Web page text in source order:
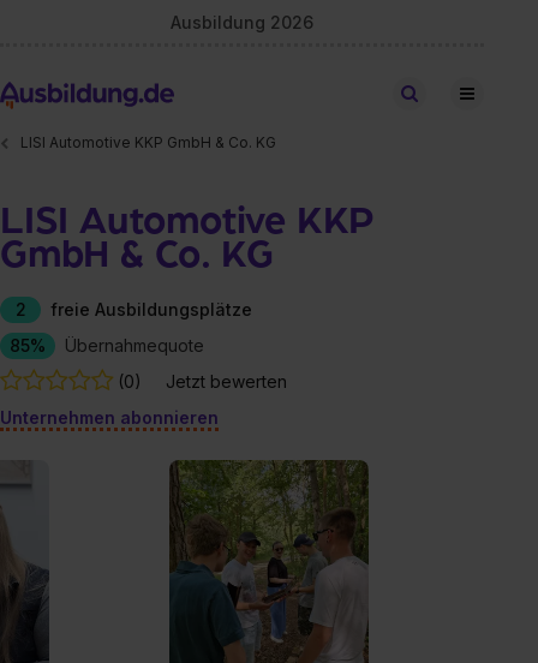
Ausbildung 2026
Stellen finden
LISI Automotive KKP GmbH & Co. KG
LISI Automotive KKP
GmbH & Co. KG
2
freie Ausbildungsplätze
85%
Übernahmequote
(0)
Jetzt bewerten
Unternehmen abonnieren